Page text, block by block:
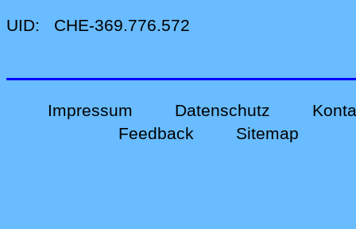
UID: CHE-369.776.572
Impressum Datenschutz
Feedback
Sitemap